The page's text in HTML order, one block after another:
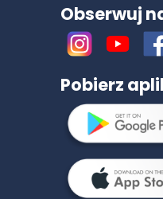
Obserwuj
Pobierz